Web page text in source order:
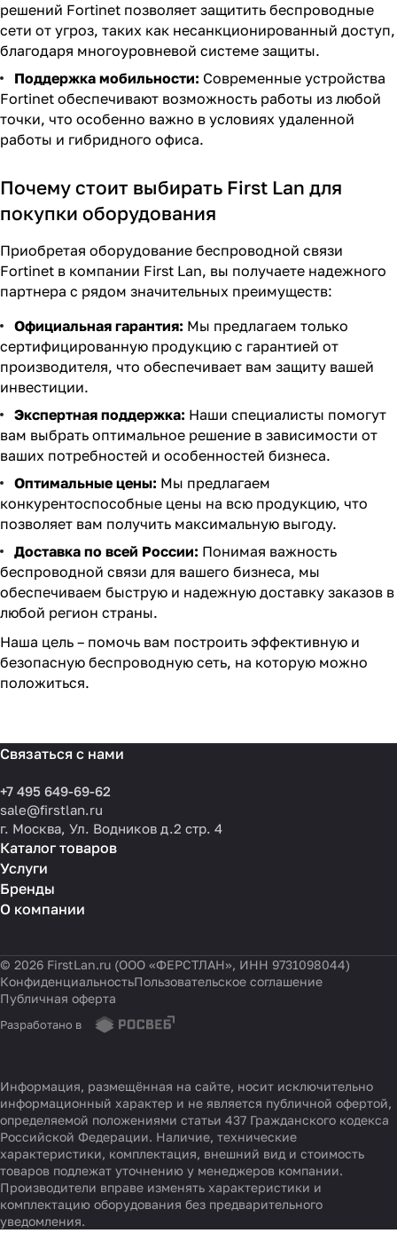
решений Fortinet позволяет защитить беспроводные
сети от угроз, таких как несанкционированный доступ,
благодаря многоуровневой системе защиты.
Поддержка мобильности: Современные устройства
Fortinet обеспечивают возможность работы из любой
точки, что особенно важно в условиях удаленной
работы и гибридного офиса.
Почему стоит выбирать First Lan для
покупки оборудования
Приобретая оборудование беспроводной связи
Fortinet в компании First Lan, вы получаете надежного
партнера с рядом значительных преимуществ:
Официальная гарантия: Мы предлагаем только
сертифицированную продукцию с гарантией от
производителя, что обеспечивает вам защиту вашей
инвестиции.
Экспертная поддержка: Наши специалисты помогут
вам выбрать оптимальное решение в зависимости от
ваших потребностей и особенностей бизнеса.
Оптимальные цены: Мы предлагаем
конкурентоспособные цены на всю продукцию, что
позволяет вам получить максимальную выгоду.
Доставка по всей России: Понимая важность
беспроводной связи для вашего бизнеса, мы
обеспечиваем быструю и надежную доставку заказов в
любой регион страны.
Наша цель – помочь вам построить эффективную и
безопасную беспроводную сеть, на которую можно
положиться.
Связаться с нами
+7 495 649-69-62
sale@firstlan.ru
г. Москва, Ул. Водников д.2 стр. 4
Каталог товаров
Услуги
Бренды
О компании
© 2026 FirstLan.ru (ООО «ФЕРСТЛАН», ИНН 9731098044)
КонфиденциальностьПользовательское соглашение
Публичная оферта
Разработано в
Информация, размещённая на сайте, носит исключительно
информационный характер и не является публичной офертой,
определяемой положениями статьи 437 Гражданского кодекса
Российской Федерации. Наличие, технические
характеристики, комплектация, внешний вид и стоимость
товаров подлежат уточнению у менеджеров компании.
Производители вправе изменять характеристики и
комплектацию оборудования без предварительного
уведомления.